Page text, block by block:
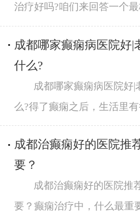
治疗好吗?咱们来回答一个
成都哪家癫痫病医院好|
什么?
成都哪家癫痫病医院好
么?得了癫痫之后，生活里
成都治癫痫好的医院推
要？
成都治癫痫好的医院推
要？癫痫治疗中，什么最重